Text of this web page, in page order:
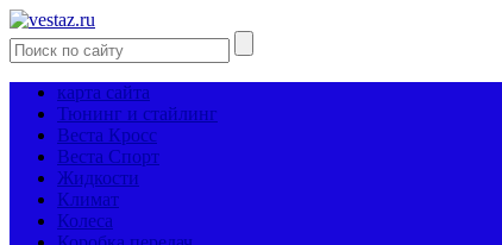
карта сайта
Тюнинг и стайлинг
Веста Кросс
Веста Спорт
Жидкости
Климат
Колеса